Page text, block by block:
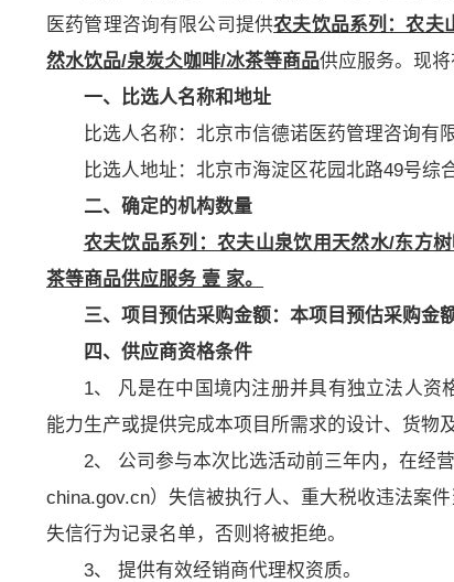
医药管理咨询有限公司提供农夫饮品系列：农夫
然水饮品/泉炭仌咖啡/冰茶等商品供应服务。现将
一、比选人名称和地址
比选人名称：北京市信德诺医药管理咨询有
比选人地址：北京市海淀区花园北路49号综
二、确定的机构数量
农夫饮品系列：农夫山泉饮用天然水/东方
茶等商品供应服务 壹 家。
三、项目预估采购金额：本项目预估采购金
四、供应商资格条件
1、 凡是在中国境内注册并具有独立法人资
能力生产或提供完成本项目所需求的设计、货物
2、 公司参与本次比选活动前三年内，在经
china.gov.cn）失信被执行人、重大税收违法案
失信行为记录名单，否则将被拒绝。
3、 提供有效经销商代理权资质。